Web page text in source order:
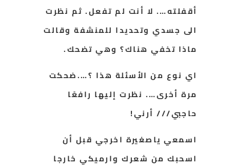
أقفلته…. لا أنت لم تفعل. ثم نظرت
الى جسدي وتحديدا للمنشفة وقالت
ماذا تخفي هناك؟ وهي تضحك.
اي نوع من الأسئلة هذا ؟….ضحكت
مرة أخرى…. نظرت إليها رافعًا
حاجبي/// أرني!
اسمعي ياصغيرة اخرجي قبل أن
اسحبك من شعرك وارميكي خارجا